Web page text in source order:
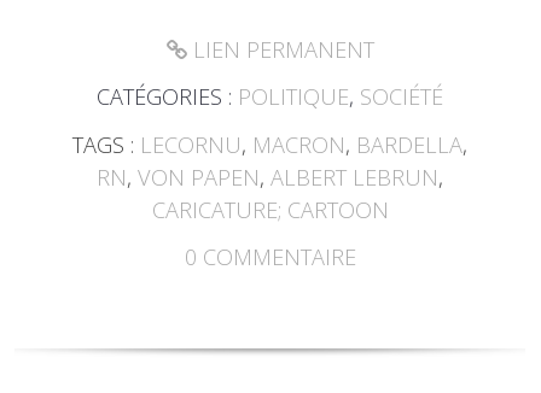
LIEN PERMANENT
CATÉGORIES : POLITIQUE, SOCIÉTÉ
TAGS : LECORNU, MACRON, BARDELLA,
RN,VON PAPEN,ALBERT LEBRUN,
CARICATURE; CARTOON
0 COMMENTAIRE